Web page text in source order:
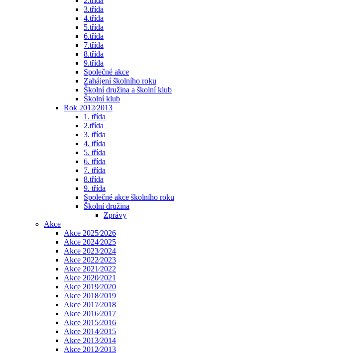
3.třída
4.třída
5.třída
6.třída
7.třída
8.třída
9.třída
Společné akce
Zahájení školního roku
Školní družina a školní klub
Školní klub
Rok 2012⁄2013
1. třída
2.třída
3. třída
4. třída
5. třída
6. třída
7. třída
8.třída
9. třída
Společné akce školního roku
Školní družina
Zprávy
Akce
Akce 2025⁄2026
Akce 2024⁄2025
Akce 2023⁄2024
Akce 2022⁄2023
Akce 2021⁄2022
Akce 2020⁄2021
Akce 2019⁄2020
Akce 2018⁄2019
Akce 2017⁄2018
Akce 2016⁄2017
Akce 2015⁄2016
Akce 2014⁄2015
Akce 2013⁄2014
Akce 2012⁄2013